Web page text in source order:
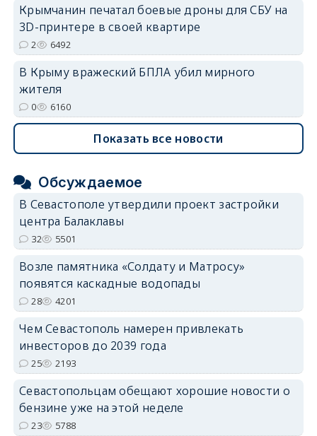
Крымчанин печатал боевые дроны для СБУ на
3D-принтере в своей квартире
2 6492
В Крыму вражеский БПЛА убил мирного
жителя
0 6160
Показать все новости
Обсуждаемое
В Севастополе утвердили проект застройки
центра Балаклавы
32 5501
Возле памятника «Солдату и Матросу»
появятся каскадные водопады
28 4201
Чем Севастополь намерен привлекать
инвесторов до 2039 года
25 2193
Севастопольцам обещают хорошие новости о
бензине уже на этой неделе
23 5788